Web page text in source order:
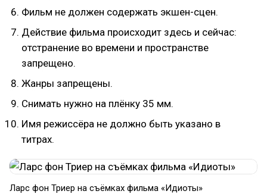
Фильм не должен содержать экшен-сцен.
Действие фильма происходит здесь и сейчас:
отстранение во времени и пространстве
запрещено.
Жанры запрещены.
Снимать нужно на плёнку 35 мм.
Имя режиссёра не должно быть указано в
титрах.
Ларс фон Триер на съёмках фильма «Идиоты»